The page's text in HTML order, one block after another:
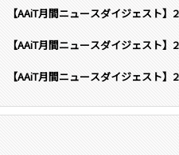
【AAiT月間ニュースダイジェスト】
【AAiT月間ニュースダイジェスト】
【AAiT月間ニュースダイジェスト】